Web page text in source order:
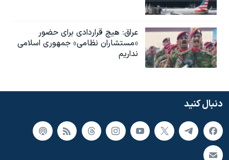
عراق: هیچ قراردادی برای حضور
«مستشاران نظامی» جمهوری اسلامی
نداریم
دنبال کنید